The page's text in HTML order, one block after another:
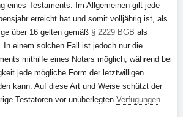
eines Testaments. Im Allgemeinen gilt jede
erreicht hat und somit volljährig ist, als
über 16 gelten gemäß § 2229 BGB als
In einem solchen Fall ist jedoch nur die
mithilfe eines Notars möglich, während bei
jede mögliche Form der letztwilligen
kann. Auf diese Art und Weise schützt der
Testatoren vor unüberlegten Verfügungen.